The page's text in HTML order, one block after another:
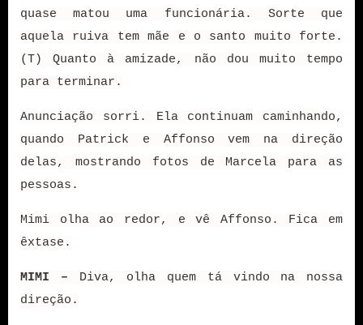
quase matou uma funcionária. Sorte que
aquela ruiva tem mãe e o santo muito forte.
(T) Quanto à amizade, não dou muito tempo
para terminar.
Anunciação sorri. Ela continuam caminhando,
quando Patrick e Affonso vem na direção
delas, mostrando fotos de Marcela para as
pessoas.
Mimi olha ao redor, e vê Affonso. Fica em
êxtase.
MIMI – Diva, olha quem tá vindo na nossa
direção.